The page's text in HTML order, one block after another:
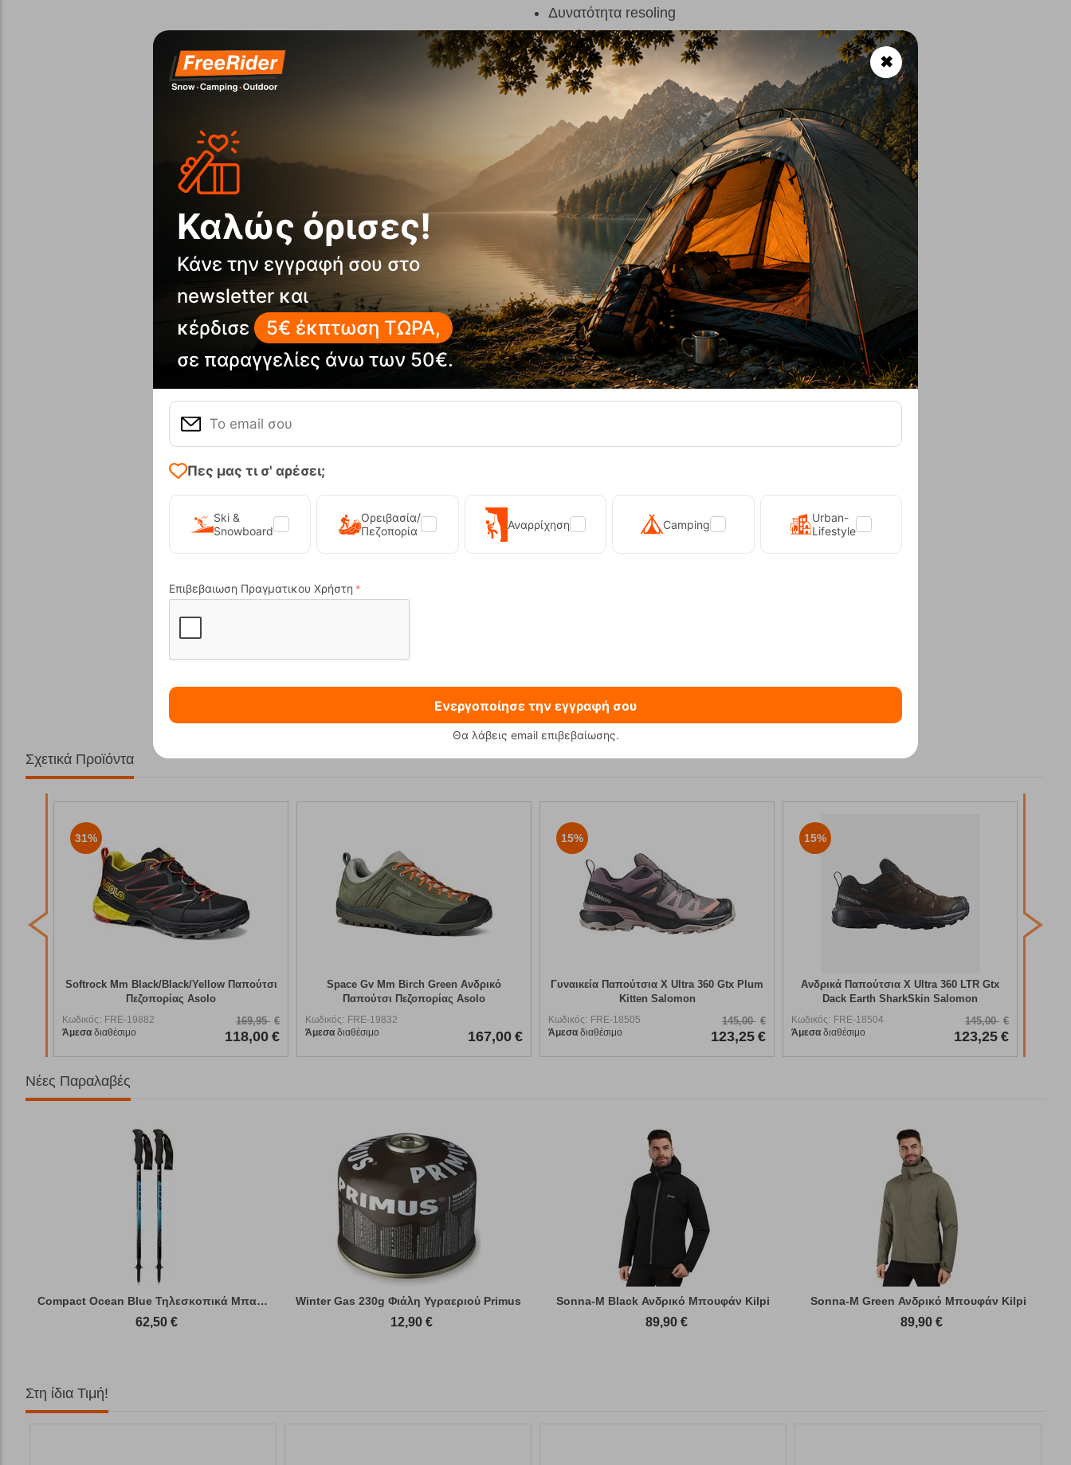
Δυνατότητα resoling
Χωρίς intentionally added PFAS
Τεχνικά Χαρακτηριστικά
Upper: Engineered Mesh Polyester
Lining: Gore-Tex Extended Comfort Footwear
Footbed: Asolo / Ortholite
Midsole: Mono-density thermoformed EVA
Sole: Asolo/Vibram AG with MegaGrip compound
Fit: Men
Βάρος: 360 g (1/2 pair UK 8)
Μεγέθη: 7 – 12.5 UK
Ιδανικό Για
Πεζοπορία
Technical Approach
Day Hiking
Via Ferrata
Γρήγορες ορεινές διαδρομές
Σχετικά Προϊόντα
31%
Softrock Mm Black/Black/Yellow Παπούτσι
Πεζοπορίας Asolo
Κωδικός: FRE-19882
Άμεσα διαθέσιμο
169,95 €
118,00 €
Space Gv Mm Birch Green Ανδρικό
Παπούτσι Πεζοπορίας Asolo
Κωδικός: FRE-19832
Άμεσα διαθέσιμο 167,00 €
15%
Γυναικεία Παπούτσια X Ultra 360 Gtx Plum
Kitten Salomon
Κωδικός: FRE-18505
Άμεσα διαθέσιμο
145,00 €
123,25 €
15%
Ανδρικά Παπούτσια X Ultra 360 LTR Gtx
Dack Earth SharkSkin Salomon
Κωδικός: FRE-18504
Άμεσα διαθέσιμο
145,00 €
123,25 €
Νέες Παραλαβές
Compact Ocean Blue Τηλεσκοπικά Μπατόν Πεζ...
62,50 €
Winter Gas 230g Φιάλη Υγραεριού Primus
12,90 €
Sonna-M Black Ανδρικό Μπουφάν Kilpi
89,90 €
Sonna-M Green Ανδρικό Μπουφάν Kilpi
89,90 €
Στη ίδια Τιμή!
✖
Καλώς όρισες!
Κάνε την εγγραφή σου στο
newsletter και
κέρδισε
5€ έκπτωση ΤΩΡΑ,
σε παραγγελίες άνω των 50€.
Πες μας τι σ' αρέσει;
Ski &
Snowboard
Ορειβασία/
Πεζοπορία
Αναρρίχηση Camping
Urban-
Lifestyle
Επιβεβαιωση Πραγματικου Χρήστη
Ενεργοποίησε την εγγραφή σου
Θα λάβεις email επιβεβαίωσης.